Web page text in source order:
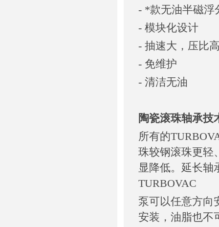
- *款无油半磁浮
- 模块化设计
- 抽速大，压比
- 免维护
- 清洁无油
陶瓷滚珠轴承技
所有的
珠较钢滚珠更轻
显降低。延长轴
TURBOVAC
泵可以任意方向
安装，油脂也不